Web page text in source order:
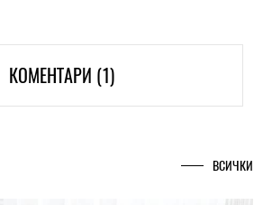
КОМЕНТАРИ (1)
ВСИЧКИ